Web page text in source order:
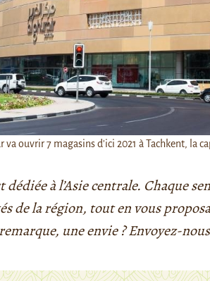
va ouvrir 7 magasins d'ici 2021 à Tachkent, la
à l’Asie centrale. Chaque
de la région, tout en vous
une envie ? Envoyez-